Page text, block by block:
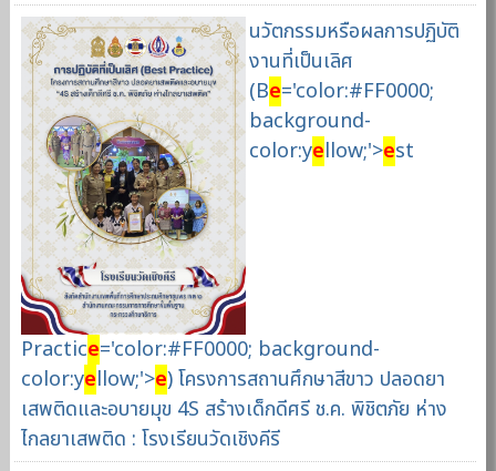
นวัตกรรมหรือผลการปฏิบัติ
งานที่เป็นเลิศ
(Be='color:#FF0000;
background-
color:yellow;'>est
Practice='color:#FF0000; background-
color:yellow;'>e) โครงการสถานศึกษาสีขาว ปลอดยา
เสพติดและอบายมุข 4S สร้างเด็กดีศรี ช.ค. พิชิตภัย ห่าง
ไกลยาเสพติด : โรงเรียนวัดเชิงคีรี